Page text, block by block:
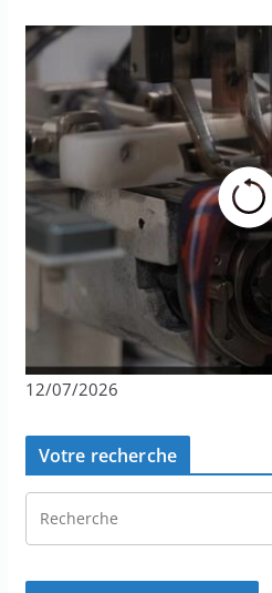
12/07/2026
Votre recherche